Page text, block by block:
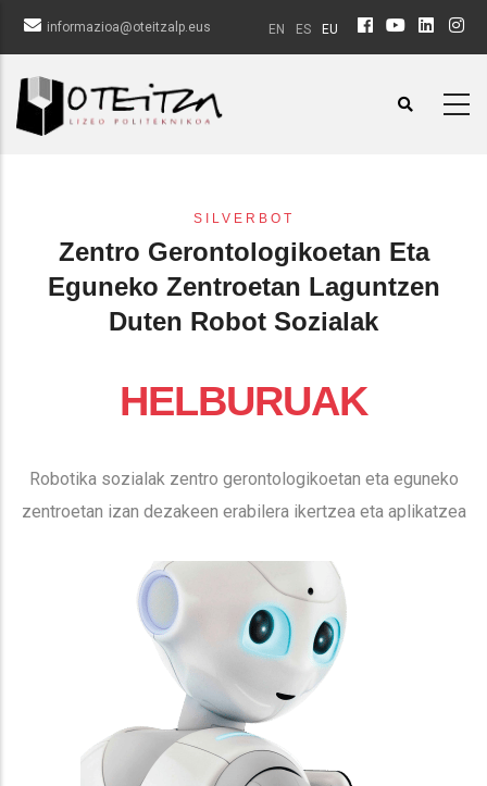
content
informazioa@oteitzalp.eus EU
ES
EN
SILVERBOT
Zentro Gerontologikoetan Eta
Eguneko Zentroetan Laguntzen
Duten Robot Sozialak
HELBURUAK
Robotika sozialak zentro gerontologikoetan eta eguneko
zentroetan izan dezakeen erabilera ikertzea eta aplikatzea